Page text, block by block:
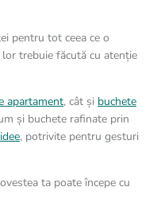
pentru tot ceea ce o
lor trebuie făcută cu atenție
apartament, cât și buchete
și buchete rafinate prin
, potrivite pentru gesturi
ta poate începe cu